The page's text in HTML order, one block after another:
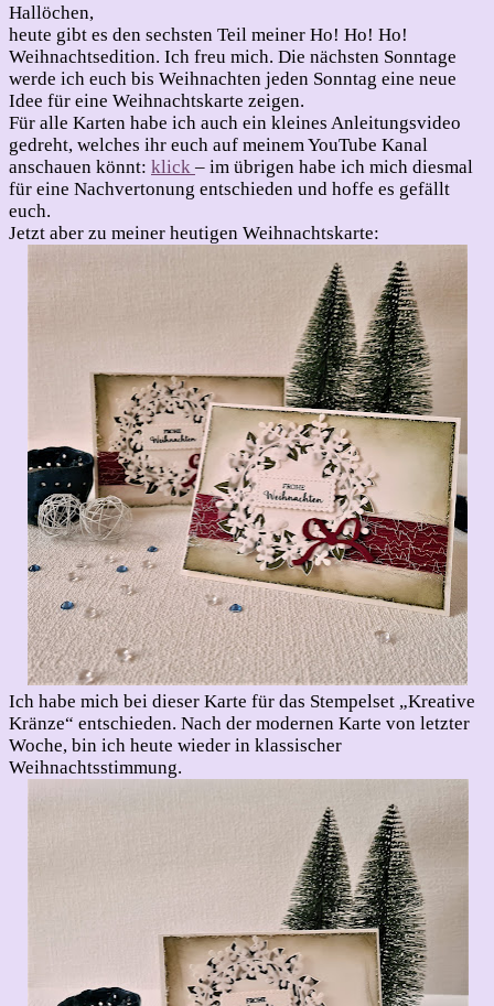
2020
/
6
–
Kreative
Kränze
Hallöchen,
heute gibt es den sechsten Teil meiner Ho! Ho! Ho!
Weihnachtsedition. Ich freu mich. Die nächsten Sonntage
werde ich euch bis Weihnachten jeden Sonntag eine neue
Idee für eine Weihnachtskarte zeigen.
Für alle Karten habe ich auch ein kleines Anleitungsvideo
gedreht, welches ihr euch auf meinem YouTube Kanal
anschauen könnt: klick – im übrigen habe ich mich diesmal
für eine Nachvertonung entschieden und hoffe es gefällt
euch.
Jetzt aber zu meiner heutigen Weihnachtskarte:
Ich habe mich bei dieser Karte für das Stempelset „Kreative
Kränze“ entschieden. Nach der modernen Karte von letzter
Woche, bin ich heute wieder in klassischer
Weihnachtsstimmung.